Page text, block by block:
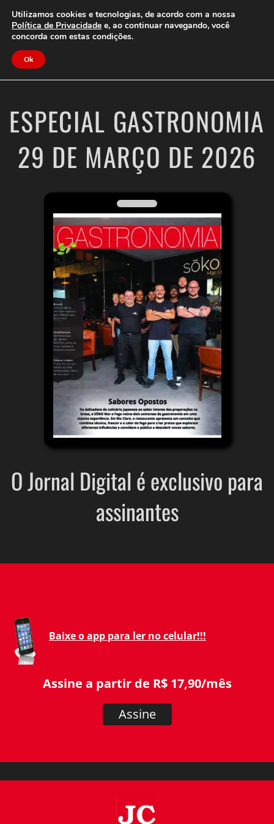
Clube do Assinante Área do Assinante
ESPECIAL GASTRONOMIA
29 DE MARÇO DE 2026
O Jornal Digital é exclusivo para
assinantes
Baixe o app para ler no celular!!!
Assine a partir de R$ 17,90/mês
Assine
Utilizamos cookies e tecnologias, de acordo com a nossa
Política de Privacidade e, ao continuar navegando, você
concorda com estas condições.
Ok